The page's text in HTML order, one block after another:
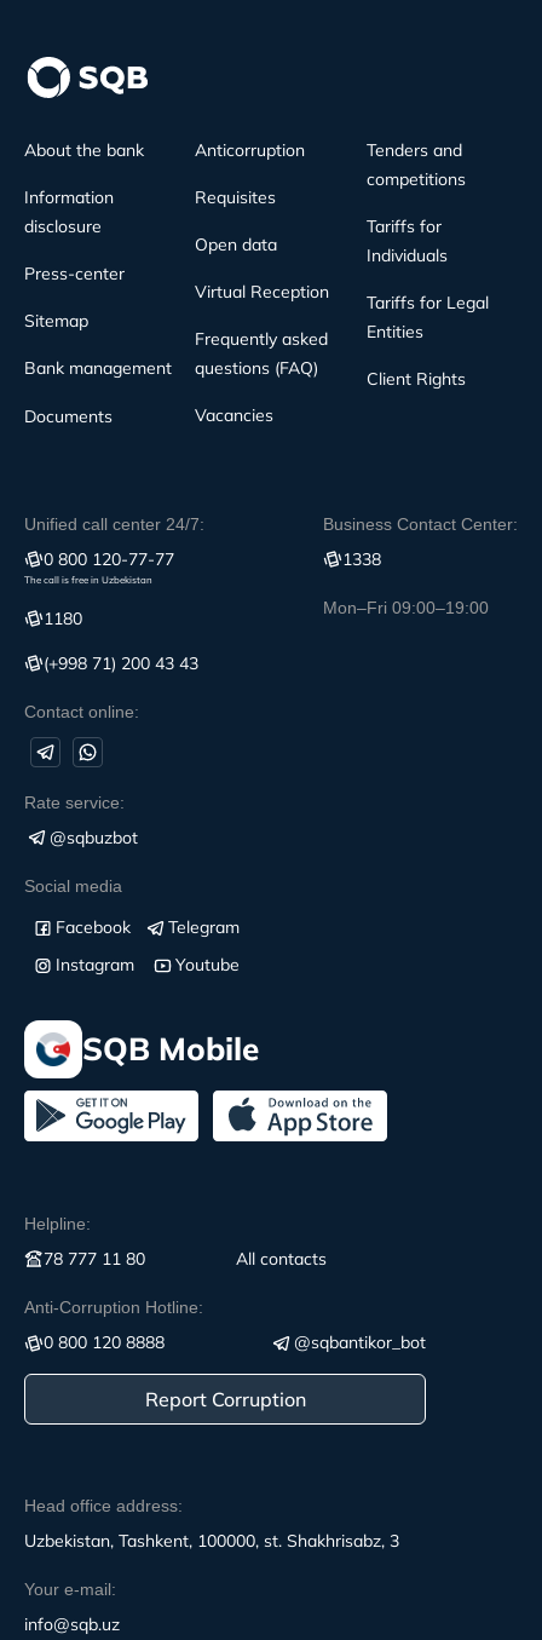
Head office address:
Uzbekistan, Tashkent, 100000, st. Shakhrisabz, 3
Your e-mail:
info@sqb.uz
About the bank
Information
disclosure
Press-center
Sitemap
Bank management
Documents
Anticorruption
Requisites
Open data
Virtual Reception
Frequently asked
questions (FAQ)
Vacancies
Tenders and
competitions
Tariffs for
Individuals
Tariffs for Legal
Entities
Client Rights
Unified call center 24/7:
0 800 120-77-77
The call is free in Uzbekistan
1180
(+998 71) 200 43 43
Contact online:
Business Contact Center:
1338
Mon–Fri 09:00–19:00
Rate service:
@sqbuzbot
Social media
Facebook
Telegram
Instagram
Youtube
SQB Mobile
Helpline:
78 777 11 80 All contacts
Anti-Corruption Hotline:
0 800 120 8888 @sqbantikor_bot
Report Corruption